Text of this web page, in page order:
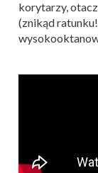
korytarzy,
(znikąd